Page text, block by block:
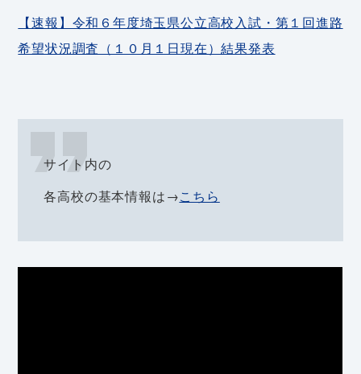
【速報】令和６年度埼玉県公立高校入試・第１回進路
希望状況調査（１０月１日現在）結果発表
サイト内の
各高校の基本情報は→こちら